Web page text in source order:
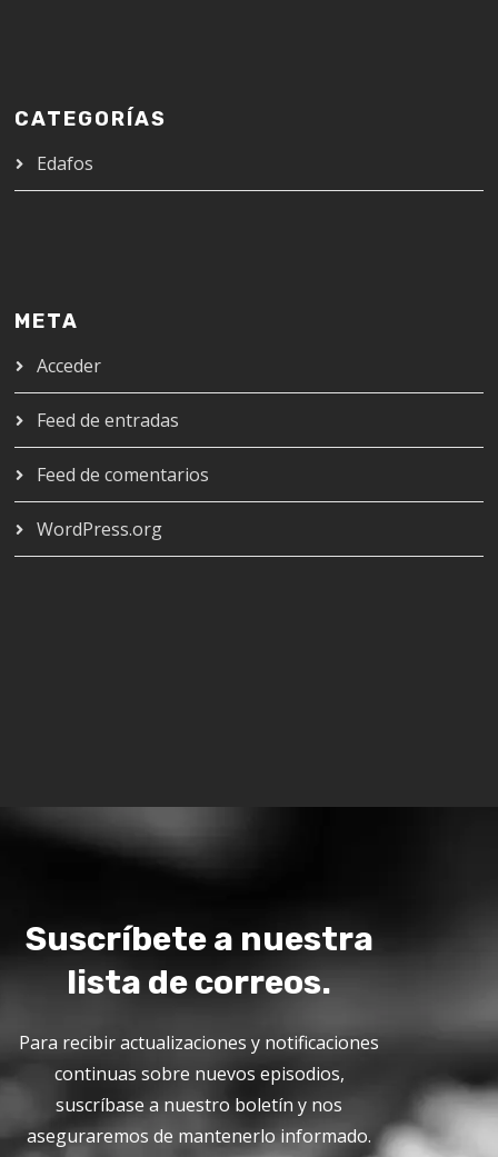
CATEGORÍAS
Edafos
META
Acceder
Feed de entradas
Feed de comentarios
WordPress.org
Suscríbete a nuestra
lista de correos.
Para recibir actualizaciones y notificaciones
continuas sobre nuevos episodios,
suscríbase a nuestro boletín y nos
aseguraremos de mantenerlo informado.